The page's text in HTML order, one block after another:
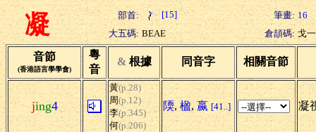
凝 部首: [15] 筆畫: 16
大五碼: BEAE 倉頡碼: 戈
音節
(香港語言學學會)
粵
音
& 根據 同音字 相關音節
jing4
黃(p.28)
周(p.12)
李(p.345)
何(p.206)
陾, 楹, 嬴 [41..] 凝